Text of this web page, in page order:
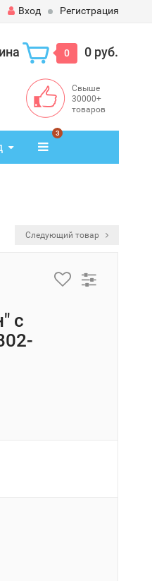
Вход Регистрация
0 0 руб.
Свыше
30000+
товаров
3
Следующий товар
с